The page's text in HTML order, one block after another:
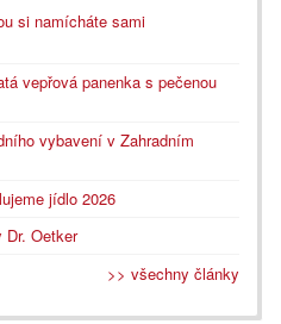
si namícháte sami
vepřová panenka s pečenou
vybavení v Zahradním
jídlo 2026
Oetker
>> všechny články